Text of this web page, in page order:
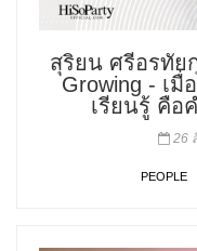
สุริยน ศรีอรทัย
Growing - เ
เรียนรู้ คือ
26
PEOPLE